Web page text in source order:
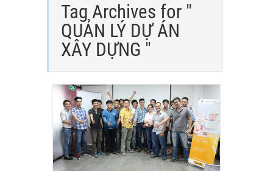
Tag Archives for "
QUẢN LÝ DỰ ÁN
XÂY DỰNG "